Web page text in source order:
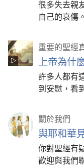
很多失去親
自己的哀傷。
重要的聖經
上帝為什
許多人都有
到安慰，看
關於我們
與耶和華
你對聖經有
歡迎與我們